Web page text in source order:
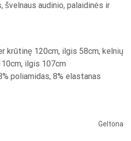
audinio, palaidinės ir
krūtinę 120cm, ilgis 58cm, kelnių
ilgis 107cm
poliamidas, 8% elastanas
Geltona